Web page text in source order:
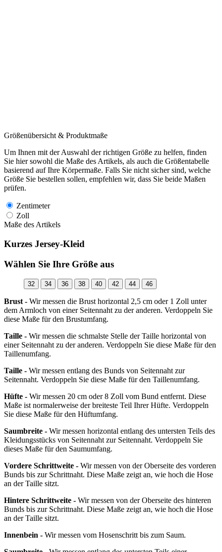
Größenübersicht & Produktmaße
Um Ihnen mit der Auswahl der richtigen Größe zu helfen, finden
Sie hier sowohl die Maße des Artikels, als auch die Größentabelle
basierend auf Ihre Körpermaße. Falls Sie nicht sicher sind, welche
Größe Sie bestellen sollen, empfehlen wir, dass Sie beide Maßen
prüfen.
Zentimeter
Zoll
Maße des Artikels
Kurzes Jersey-Kleid
Wählen Sie Ihre Größe aus
32 34 36 38 40 42 44 46
Brust - Wir messen die Brust horizontal 2,5 cm oder 1 Zoll unter
dem Armloch von einer Seitennaht zu der anderen. Verdoppeln Sie
diese Maße für den Brustumfang.
Taille - Wir messen die schmalste Stelle der Taille horizontal von
einer Seitennaht zu der anderen. Verdoppeln Sie diese Maße für den
Taillenumfang.
Taille - Wir messen entlang des Bunds von Seitennaht zur
Seitennaht. Verdoppeln Sie diese Maße für den Taillenumfang.
Hüfte - Wir messen 20 cm oder 8 Zoll vom Bund entfernt. Diese
Maße ist normalerweise der breiteste Teil Ihrer Hüfte. Verdoppeln
Sie diese Maße für den Hüftumfang.
Saumbreite - Wir messen horizontal entlang des untersten Teils des
Kleidungsstücks von Seitennaht zur Seitennaht. Verdoppeln Sie
dieses Maße für den Saumumfang.
Vordere Schrittweite - Wir messen von der Oberseite des vorderen
Bunds bis zur Schrittnaht. Diese Maße zeigt an, wie hoch die Hose
an der Taille sitzt.
Hintere Schrittweite - Wir messen von der Oberseite des hinteren
Bunds bis zur Schrittnaht. Diese Maße zeigt an, wie hoch die Hose
an der Taille sitzt.
Innenbein - Wir messen vom Hosenschritt bis zum Saum.